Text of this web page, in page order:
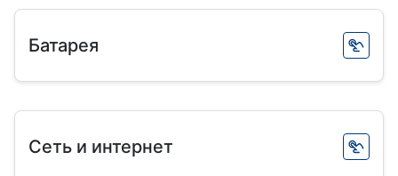
Батарея
Сеть и интернет